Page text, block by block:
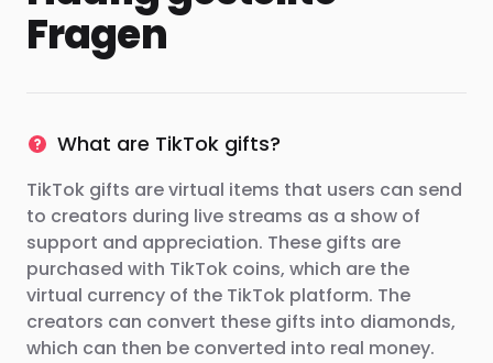
Fragen
What are TikTok gifts?
TikTok gifts are virtual items that users can send
to creators during live streams as a show of
support and appreciation. These gifts are
purchased with TikTok coins, which are the
virtual currency of the TikTok platform. The
creators can convert these gifts into diamonds,
which can then be converted into real money.